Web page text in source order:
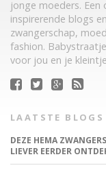
jonge moeders.
inspirerende blogs
zwangerschap,
fashion.
voor jou en je
LAATSTE BLOGS
DEZE HEMA
LIEVER EERDER